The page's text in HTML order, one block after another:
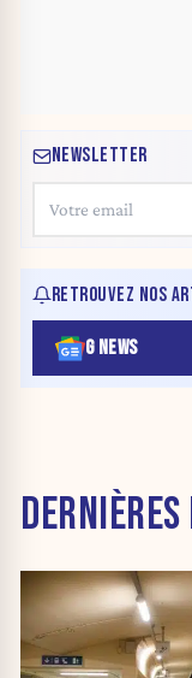
NEWSLETTER
RETROUVEZ NOS
G NEWS